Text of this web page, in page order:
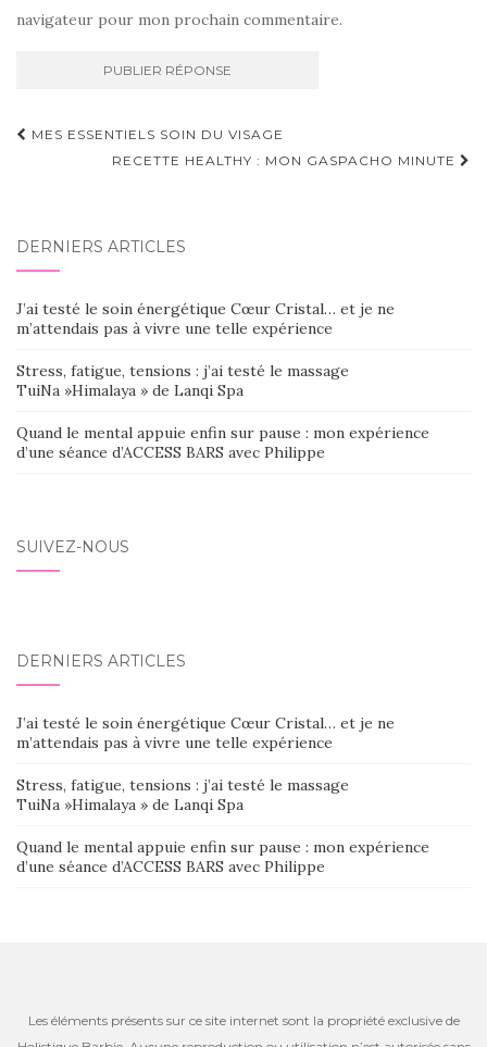
navigateur pour mon prochain commentaire.
Navigation
d'article
MES ESSENTIELS SOIN DU VISAGE
RECETTE HEALTHY : MON GASPACHO MINUTE
DERNIERS ARTICLES
J’ai testé le soin énergétique Cœur Cristal… et je ne
m’attendais pas à vivre une telle expérience
Stress, fatigue, tensions : j’ai testé le massage
TuiNa »Himalaya » de Lanqi Spa
Quand le mental appuie enfin sur pause : mon expérience
d’une séance d’ACCESS BARS avec Philippe
SUIVEZ-NOUS
DERNIERS ARTICLES
J’ai testé le soin énergétique Cœur Cristal… et je ne
m’attendais pas à vivre une telle expérience
Stress, fatigue, tensions : j’ai testé le massage
TuiNa »Himalaya » de Lanqi Spa
Quand le mental appuie enfin sur pause : mon expérience
d’une séance d’ACCESS BARS avec Philippe
Les éléments présents sur ce site internet sont la propriété exclusive de